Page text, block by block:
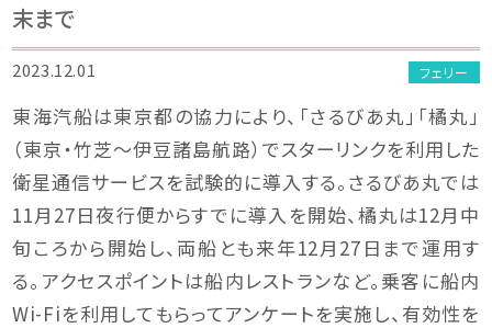
末まで
2023.12.01 フェリー
東海汽船は東京都の協力により、「さるびあ丸」「橘丸」
（東京・竹芝～伊豆諸島航路）でスターリンクを利用した
衛星通信サービスを試験的に導入する。さるびあ丸では
11月27日夜行便からすでに導入を開始、橘丸は12月中
旬ころから開始し、両船とも来年12月27日まで運用す
る。アクセスポイントは船内レストランなど。乗客に船内
Wi-Fiを利用してもらってアンケートを実施し、有効性を